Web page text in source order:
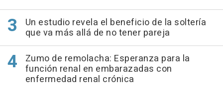
Un estudio revela el beneficio de la soltería
que va más allá de no tener pareja
Zumo de remolacha: Esperanza para la
función renal en embarazadas con
enfermedad renal crónica